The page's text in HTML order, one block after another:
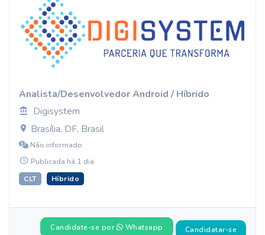
Analista/Desenvolvedor Android / Híbrido
Digisystem
Brasília, DF, Brasil
Não informado
Publicada há 1 dia
CLT Híbrido
Candidate-se por Whatsapp Candidatar-se